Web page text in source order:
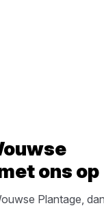
ons op
Plantage ,